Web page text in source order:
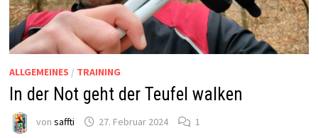
ALLGEMEINES / TRAINING
In der Not geht der Teufel walken
von saffti 27. Februar 2024 1